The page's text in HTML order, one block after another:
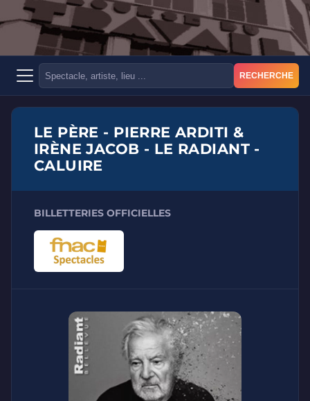
RECHERCHE
LE PÈRE - PIERRE ARDITI &
IRÈNE JACOB - LE RADIANT -
CALUIRE
BILLETTERIES OFFICIELLES